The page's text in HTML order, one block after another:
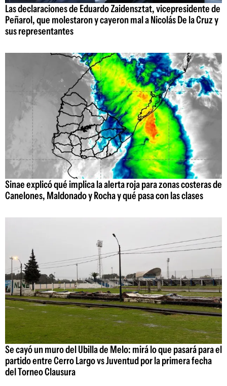
Las declaraciones de Eduardo Zaidensztat, vicepresidente de
Peñarol, que molestaron y cayeron mal a Nicolás De la Cruz y
sus representantes
Sinae explicó qué implica la alerta roja para zonas costeras de
Canelones, Maldonado y Rocha y qué pasa con las clases
Se cayó un muro del Ubilla de Melo: mirá lo que pasará para el
partido entre Cerro Largo vs Juventud por la primera fecha
del Torneo Clausura